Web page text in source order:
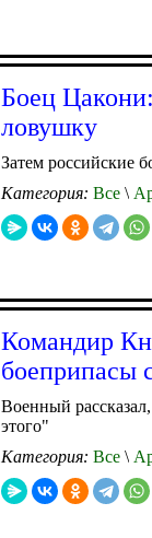
Боец
ловушку
Затем российские
Категория: Все \
Командир
боеприпасы
Военный
этого"
Категория: Все \